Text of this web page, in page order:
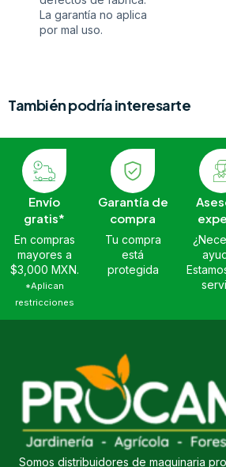
La garantía no aplica
por mal uso.
También podría interesarte
Envío
gratis*
En compras
mayores a
$3,000 MXN.
*Aplican
restricciones
Garantía de
compra
Tu compra
está
protegida
Somos distribuidores de maquinaria